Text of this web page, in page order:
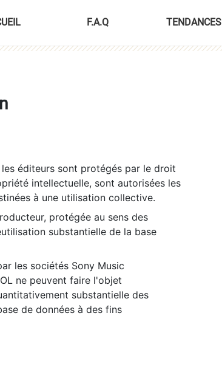
F.A.Q TENDANCES
éditeurs sont protégés par le droit
intellectuelle, sont autorisées les
à une utilisation collective.
protégée au sens des
substantielle de la base
les sociétés Sony Music
ne peuvent faire l'objet
substantielle des
de données à des fins